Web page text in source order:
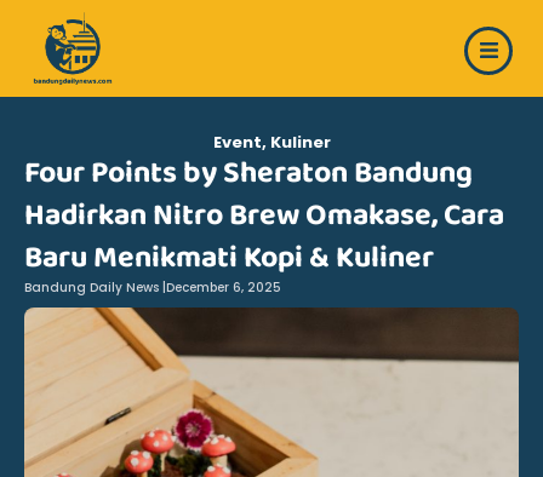
content
Event, Kuliner
Four Points by Sheraton Bandung
Hadirkan Nitro Brew Omakase, Cara
Baru Menikmati Kopi & Kuliner
Bandung Daily News | December 6, 2025